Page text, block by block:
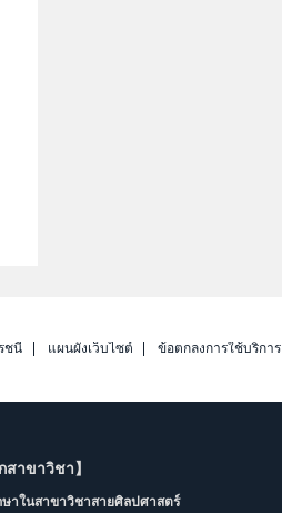
ชนี แผนผังเว็บไซต์ ข้อตกลงการใช้บริการ
าขาวิชา】
าในสาขาวิชาสายศิลปศาสตร์